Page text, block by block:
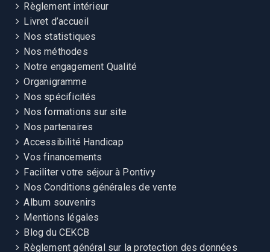
Règlement intérieur
Livret d’accueil
Nos statistiques
Nos méthodes
Notre engagement Qualité
Organigramme
Nos spécificités
Nos formations sur site
Nos partenaires
Accessibilité Handicap
Vos financements
Faciliter votre séjour à Pontivy
Nos Conditions générales de vente
Album souvenirs
Mentions légales
Blog du CEKCB
Règlement général sur la protection des données